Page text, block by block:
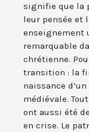
signifie que la
leur pensée et
enseignement
remarquable
chrétienne.
transition : la
naissance
médiévale.
ont aussi été
en crise. Le